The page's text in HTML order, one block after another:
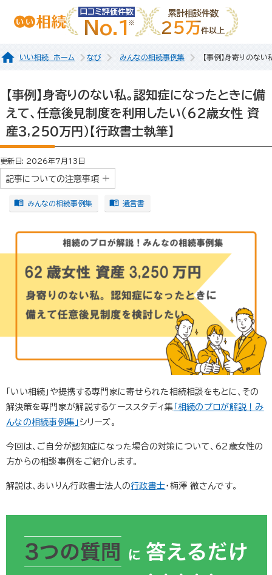
口コミ評価件数
No.1
累計相談件数
25万件以上
いい相続 ホーム なび みんなの相続事例集 【事例】身寄りのな
【事例】身寄りのない私。認知症になったときに備
えて、任意後見制度を利用したい（62歳女性 資
産3,250万円）【行政書士執筆】
更新日: 2026年7月13日
記事についての注意事項
みんなの相続事例集 遺言書
「いい相続」や提携する専門家に寄せられた相続相談をもとに、その
解決策を専門家が解説するケーススタディ集 「相続のプロが解説！み
んなの相続事例集」 シリーズ。
今回は、ご自分が認知症になった場合の対策について、62歳女性の
方からの相談事例をご紹介します。
解説は、あいりん行政書士法人の行政書士・梅澤 徹さんです。